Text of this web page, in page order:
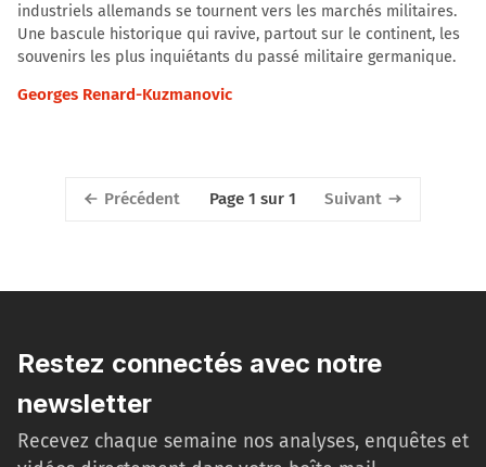
industriels allemands se tournent vers les marchés militaires.
Une bascule historique qui ravive, partout sur le continent, les
souvenirs les plus inquiétants du passé militaire germanique.
Georges Renard-Kuzmanovic
Précédent Page 1 sur 1 Suivant
Restez connectés avec notre
newsletter
Recevez chaque semaine nos analyses, enquêtes et